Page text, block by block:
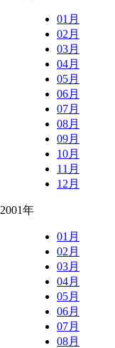
01月
02月
03月
04月
05月
06月
07月
08月
09月
10月
11月
12月
2001年
01月
02月
03月
04月
05月
06月
07月
08月